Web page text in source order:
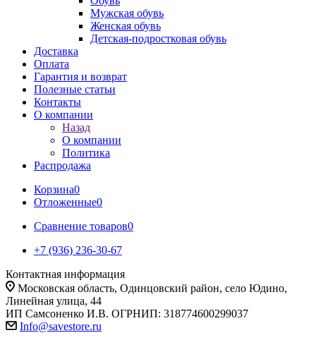
Мужская обувь
Женская обувь
Детская-подростковая обувь
Доставка
Оплата
Гарантия и возврат
Полезные статьи
Контакты
О компании
Назад
О компании
Политика
Распродажа
Корзина0
Отложенные0
Сравнение товаров0
+7 (936) 236-30-67
Контактная информация
Московская область, Одинцовский район, село Юдино,
Линейная улица, 44
ИП Самсоненко И.В. ОГРНИП: 318774600299037
Info@savestore.ru